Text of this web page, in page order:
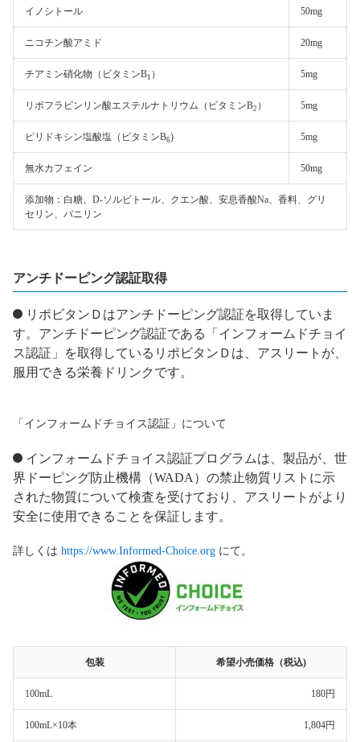
イノシトール 50mg
ニコチン酸アミド 20mg
チアミン硝化物（ビタミンB1 ） 5mg
リボフラビンリン酸エステルナトリウム（ビタミンB2 ） 5mg
ピリドキシン塩酸塩（ビタミンB6) 5mg
無水カフェイン 50mg
添加物：白糖、D-ソルビトール、クエン酸、安息香酸Na、香料、グリ
セリン、バニリン
アンチドーピング認証取得
リポビタンＤはアンチドーピング認証を取得していま
す。アンチドーピング認証である「インフォームドチョイ
ス認証」を取得しているリポビタンＤは、アスリートが、
服用できる栄養ドリンクです。
「インフォームドチョイス認証」について
インフォームドチョイス認証プログラムは、製品が、世
界ドーピング防止機構（WADA）の禁止物質リストに示
された物質について検査を受けており、アスリートがより
安全に使用できることを保証します。
詳しくは https://www.Informed-Choice.org にて。
包装 希望小売価格（税込)
100mL 180円
100mL×10本 1,804円